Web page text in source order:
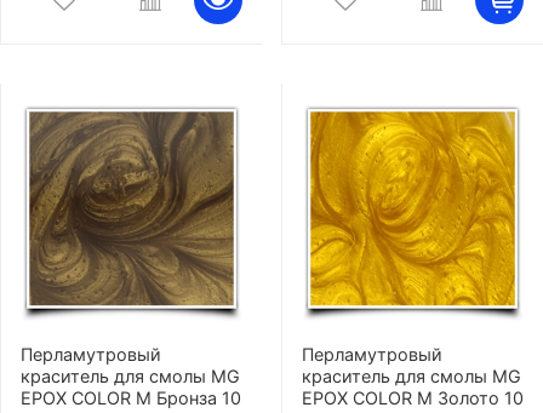
Перламутровый
краситель для смолы MG
EPOX COLOR M Бронза 10
Перламутровый
краситель для смолы MG
EPOX COLOR M Золото 10